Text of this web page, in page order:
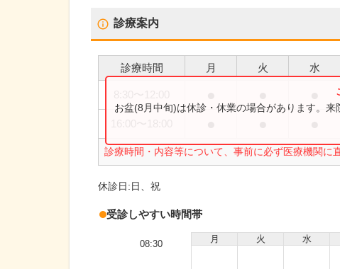
診療案内
診療時間 月 火 水
診療時間・内容等について、事前に必ず医療機関に
お盆(8月中旬)は休診・休業の場合があります。来
休診日:日、祝
受診しやすい時間帯
月 火 水
08:30